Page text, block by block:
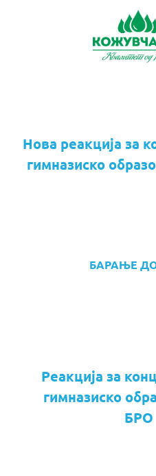
Нова реакција за
гимназиско
БАРАЊЕ
Реакција за
гимназиско
БРО